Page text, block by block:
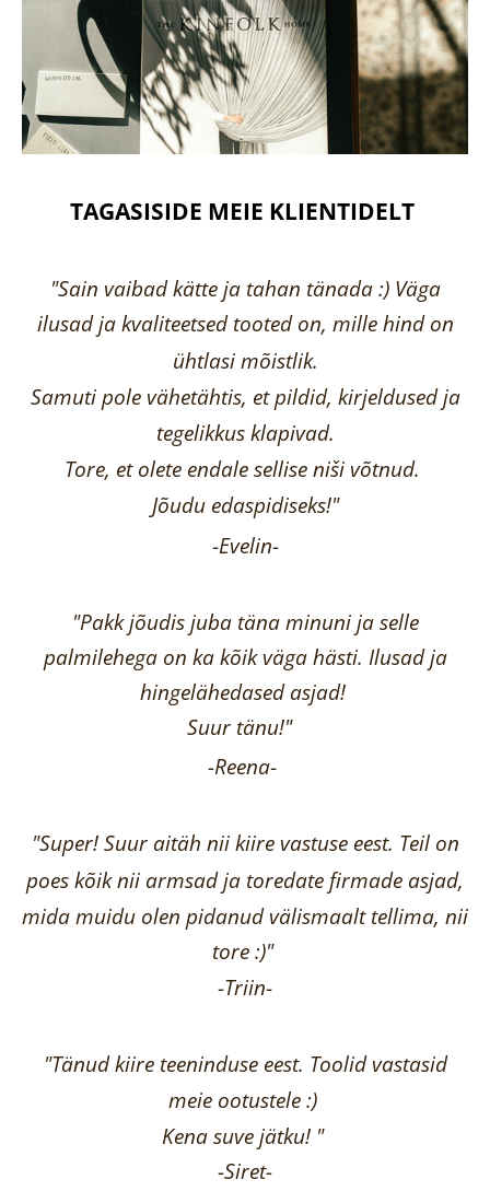
TAGASISIDE MEIE KLIENTIDELT
"Sain vaibad kätte ja tahan tänada :) Väga
ilusad ja kvaliteetsed tooted on, mille hind on
ühtlasi mõistlik.
Samuti pole vähetähtis, et pildid, kirjeldused ja
tegelikkus klapivad.
Tore, et olete endale sellise niši võtnud.
Jõudu edaspidiseks!"
-Evelin-
"Pakk jõudis juba täna minuni ja selle
palmilehega on ka kõik väga hästi. Ilusad ja
hingelähedased asjad!
Suur tänu!"
-Reena-
"Super! Suur aitäh nii kiire vastuse eest. Teil on
poes kõik nii armsad ja toredate firmade asjad,
mida muidu olen pidanud välismaalt tellima, nii
tore :)"
-Triin-
"Tänud kiire teeninduse eest. Toolid vastasid
meie ootustele :)
Kena suve jätku! "
-Siret-